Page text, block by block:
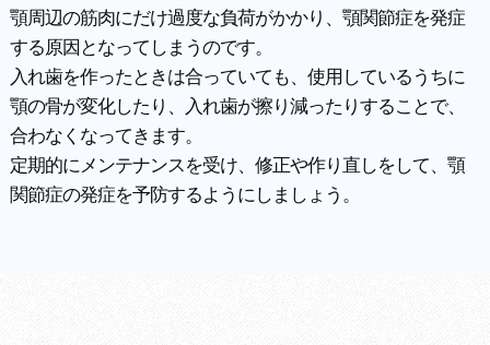
顎周辺の筋肉にだけ過度な負荷がかかり、顎関節症を発症
する原因となってしまうのです。
入れ歯を作ったときは合っていても、使用しているうちに
顎の骨が変化したり、入れ歯が擦り減ったりすることで、
合わなくなってきます。
定期的にメンテナンスを受け、修正や作り直しをして、顎
関節症の発症を予防するようにしましょう。